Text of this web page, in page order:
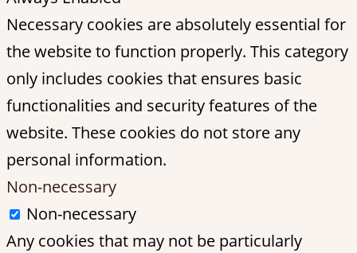
Necessary cookies are absolutely essential for
the website to function properly. This category
only includes cookies that ensures basic
functionalities and security features of the
website. These cookies do not store any
personal information.
Non-necessary
Non-necessary
Any cookies that may not be particularly